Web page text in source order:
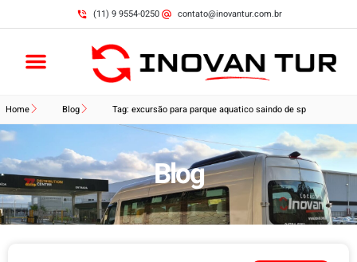
(11) 9 9554-0250 contato@inovantur.com.br
Home Blog Tag: excursão para parque aquatico saindo de sp
Blog